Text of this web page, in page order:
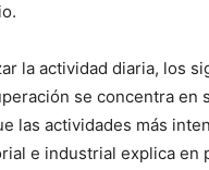
la actividad diaria, los
se concentra
las actividades más
e industrial explica